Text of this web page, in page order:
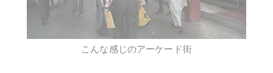
こんな感じのアーケード街